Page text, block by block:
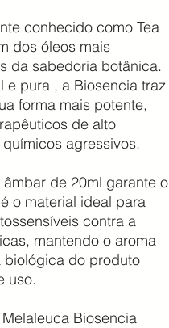
conhecido como Tea
dos óleos mais
​​da sabedoria botânica.
e pura , a Biosencia traz
forma mais potente,
de alto
agressivos.
de 20ml garante o
o material ideal para
contra a
mantendo o aroma
do produto
uso.
Biosencia